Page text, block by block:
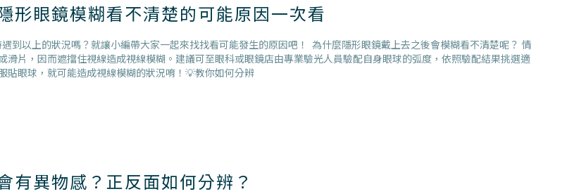
形眼鏡模糊看不清楚的可能原因一次看
以上的狀況嗎？就讓小編帶大家一起來找找看可能發生的原因吧！ 為什麼隱形眼鏡戴上去之後會模糊看不清楚呢？ 情
片，因而遮擋住視線造成視線模糊。建議可至眼科或眼鏡店由專業驗光人員驗配自身眼球的弧度，依照驗配結果挑選適
眼球，就可能造成視線模糊的狀況唷！💡教你如何分辨
有異物感？正反面如何分辨？